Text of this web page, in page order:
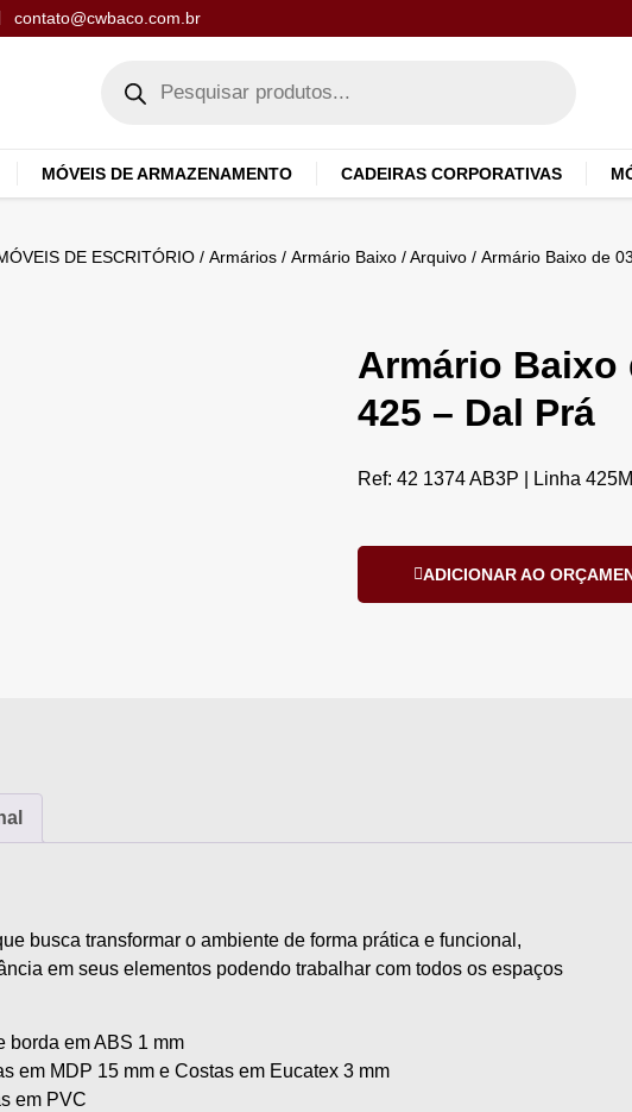
contato@cwbaco.com.br
MÓVEIS DE ARMAZENAMENTO CADEIRAS CORPORATIVAS
DE ESCRITÓRIO / Armários / Armário Baixo / Arquivo / Armário Baixo de
Armário Baixo
425 – Dal Prá
Ref: 42 1374 AB3P | Linha
ADICIONAR AO
busca transformar o ambiente de forma prática e funcional,
em seus elementos podendo trabalhar com todos os espaços
borda em ABS 1 mm
em MDP 15 mm e Costas em Eucatex 3 mm
em PVC